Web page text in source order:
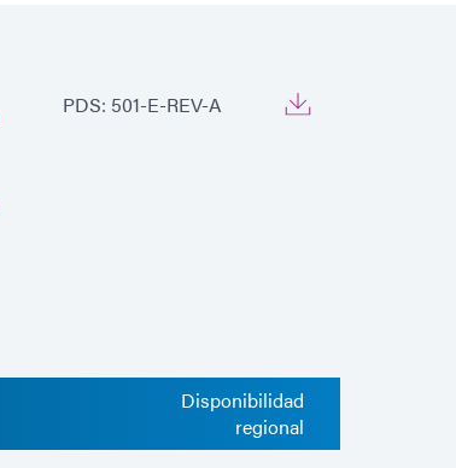
PDS: 501-E-REV-A
Disponibilidad
regional